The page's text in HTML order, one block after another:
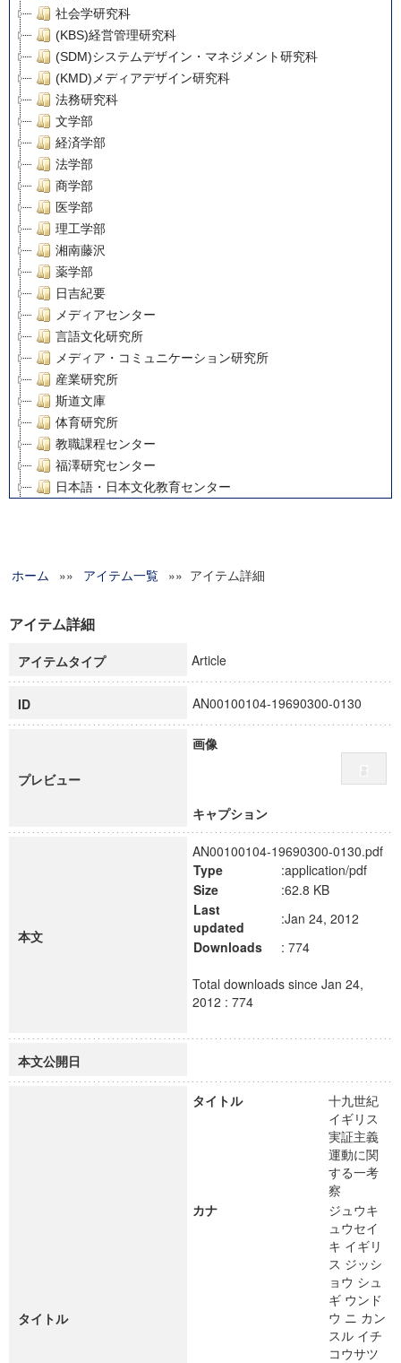
社会学研究科
(KBS)経営管理研究科
(SDM)システムデザイン・マネジメント研究科
(KMD)メディアデザイン研究科
法務研究科
文学部
経済学部
法学部
商学部
医学部
理工学部
湘南藤沢
薬学部
日吉紀要
メディアセンター
言語文化研究所
メディア・コミュニケーション研究所
産業研究所
斯道文庫
体育研究所
教職課程センター
福澤研究センター
日本語・日本文化教育センター
グローバルリサーチインスティテュート
科学研究費補助金研究成果報告書
慶應義塾大学グローバルCOEプログラム市民社会ガバナンス
慶應義塾大学グローバルCOEプログラム論理と感性の先端的
博士課程教育リーディングプログラム「超成熟社会発展のサ
学術雑誌掲載論文等(8)
ホーム »» アイテム一覧 »» アイテム詳細
アイテム詳細
アイテムタイプ Article
ID AN00100104-19690300-0130
プレビュー
画像
キャプション
本文
AN00100104-19690300-0130.pdf
Type
:application/pdf
Size
:62.8 KB
Last
updated
:Jan 24, 2012
Downloads
: 774
Total downloads since Jan 24,
2012 : 774
本文公開日
タイトル
タイトル
十九世紀
イギリス
実証主義
運動に関
する一考
察
カナ
ジュウキ
ュウセイ
キ イギリ
ス ジッシ
ョウ シュ
ギ ウンド
ウ ニ カン
スル イチ
コウサツ